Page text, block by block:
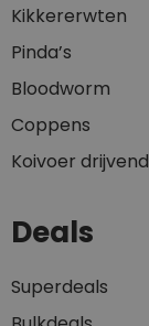
Kikkererwten
Pinda’s
Bloodworm
Coppens
Koivoer drijvend
Deals
Superdeals